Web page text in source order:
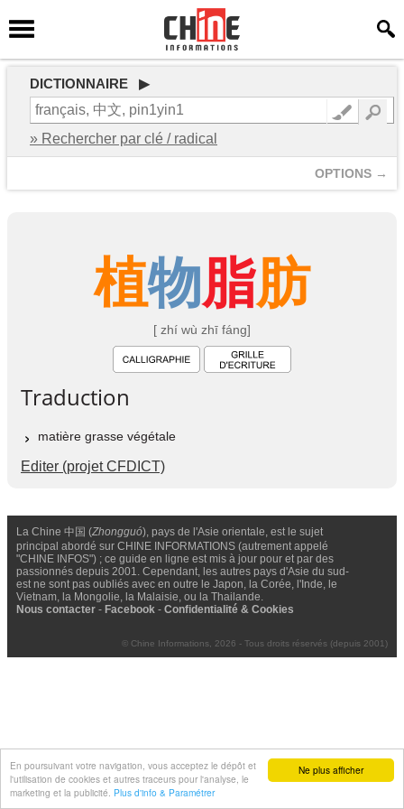
Ne plus afficher
En poursuivant votre navigation, vous acceptez le dépôt et
l'utilisation de cookies et autres traceurs pour l'analyse, le
marketing et la publicité. Plus d'info & Paramétrer
DICTIONNAIRE ▶
» Rechercher par clé / radical
OPTIONS →
植物脂肪
[ zhí wù zhī fáng]
Traduction
matière grasse végétale
Editer (projet CFDICT)
La Chine 中国 (Zhongguó), pays de l'Asie orientale, est le sujet
principal abordé sur CHINE INFORMATIONS (autrement appelé
"CHINE INFOS") ; ce guide en ligne est mis à jour pour et par des
passionnés depuis 2001. Cependant, les autres pays d'Asie du sud-
est ne sont pas oubliés avec en outre le Japon, la Corée, l'Inde, le
Vietnam, la Mongolie, la Malaisie, ou la Thailande.
Nous contacter - Facebook - Confidentialité & Cookies
© Chine Informations, 2026 - Tous droits réservés (depuis 2001)